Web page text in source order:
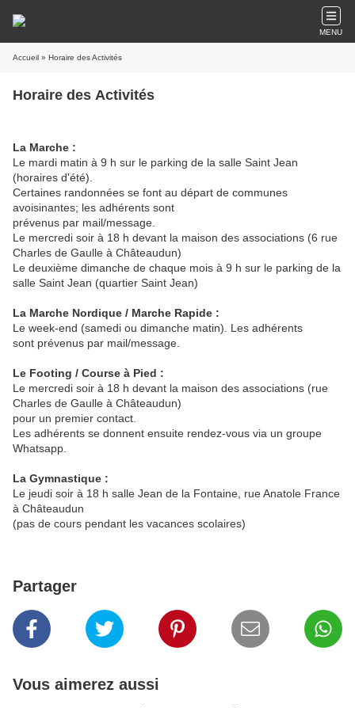
MENU
Accueil » Horaire des Activités
Horaire des Activités
La Marche :
Le mardi matin à 9 h sur le parking de la salle Saint Jean
(horaires d'été).
Certaines randonnées se font au départ de communes
avoisinantes; les adhérents sont
prévenus par mail/message.
Le mercredi soir à 18 h devant la maison des associations (6 rue
Charles de Gaulle à Châteaudun)
Le deuxième dimanche de chaque mois à 9 h sur le parking de la
salle Saint Jean (quartier Saint Jean)
La Marche Nordique / Marche Rapide :
Le week-end (samedi ou dimanche matin). Les adhérents
sont prévenus par mail/message.
Le Footing / Course à Pied :
Le mercredi soir à 18 h devant la maison des associations (rue
Charles de Gaulle à Châteaudun)
pour un premier contact.
Les adhérents se donnent ensuite rendez-vous via un groupe
Whatsapp.
La Gymnastique :
Le jeudi soir à 18 h salle Jean de la Fontaine, rue Anatole France
à Châteaudun
(pas de cours pendant les vacances scolaires)
Partager
Vous aimerez aussi